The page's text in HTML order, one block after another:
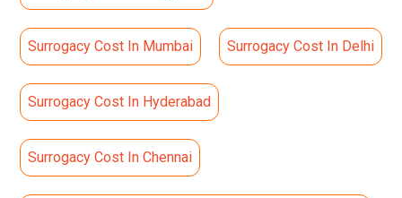
Surrogacy Cost In Mumbai Surrogacy Cost In Delhi
Surrogacy Cost In Hyderabad
Surrogacy Cost In Chennai